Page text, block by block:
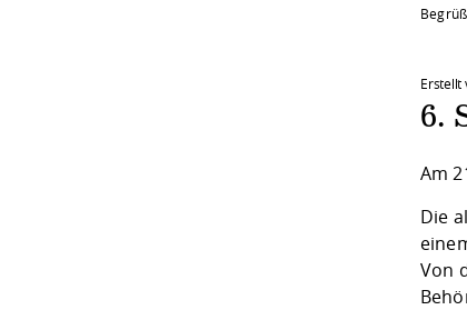
Erstellt
6.
Am
Die
Von